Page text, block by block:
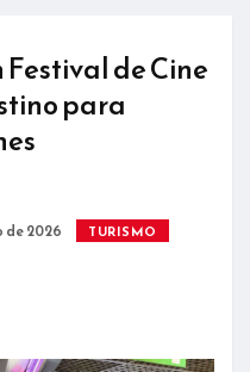
Festival de Cine
para
de 2026 TURISMO